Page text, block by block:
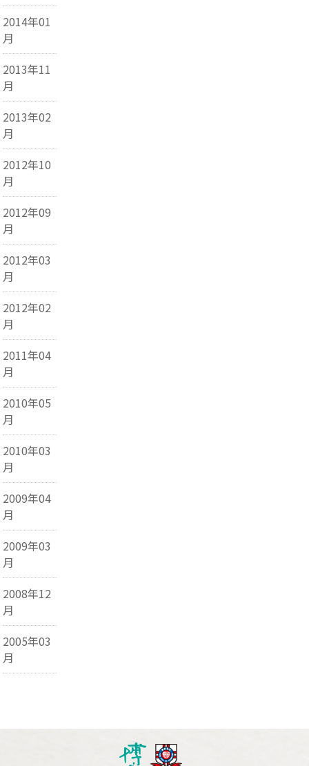
2014年01
月
2013年11
月
2013年02
月
2012年10
月
2012年09
月
2012年03
月
2012年02
月
2011年04
月
2010年05
月
2010年03
月
2009年04
月
2009年03
月
2008年12
月
2005年03
月